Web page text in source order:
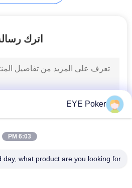
جونغ أجهزة
لعبة البوكر
17
اترك
EYE Poker
6:03 PM
day, what product are you looking for?